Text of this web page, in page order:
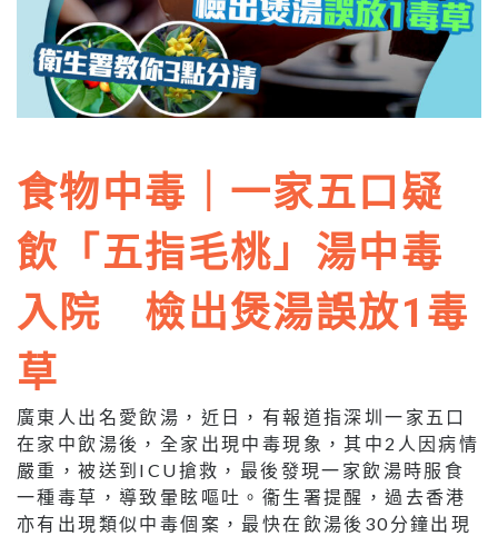
食物中毒｜一家五口疑
飲「五指毛桃」湯中毒
入院 檢出煲湯誤放1毒
草
廣東人出名愛飲湯，近日，有報道指深圳一家五口
在家中飲湯後，全家出現中毒現象，其中2人因病情
嚴重，被送到ICU搶救，最後發現一家飲湯時服食
一種毒草，導致暈眩嘔吐。衞生署提醒，過去香港
亦有出現類似中毒個案，最快在飲湯後30分鐘出現